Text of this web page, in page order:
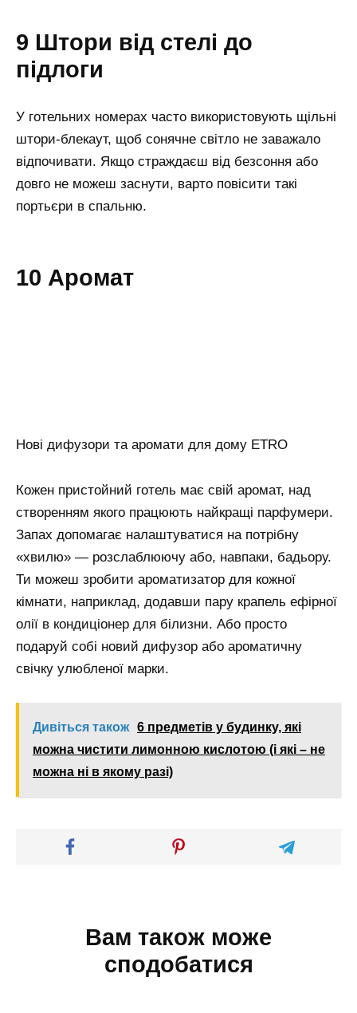
9 Штори від стелі до
підлоги
У готельних номерах часто використовують щільні
штори-блекаут, щоб сонячне світло не заважало
відпочивати. Якщо страждаєш від безсоння або
довго не можеш заснути, варто повісити такі
портьєри в спальню.
10 Аромат
Нові дифузори та аромати для дому ETRO
Кожен пристойний готель має свій аромат, над
створенням якого працюють найкращі парфумери.
Запах допомагає налаштуватися на потрібну
«хвилю» — розслаблюючу або, навпаки, бадьору.
Ти можеш зробити ароматизатор для кожної
кімнати, наприклад, додавши пару крапель ефірної
олії в кондиціонер для білизни. Або просто
подаруй собі новий дифузор або ароматичну
свічку улюбленої марки.
Дивіться також 6 предметів у будинку, які
можна чистити лимонною кислотою (і які – не
можна ні в якому разі)
Вам також може
сподобатися